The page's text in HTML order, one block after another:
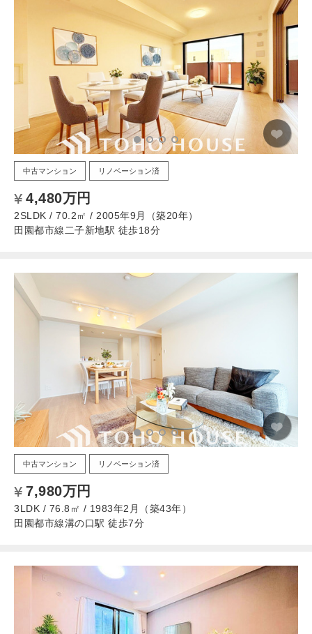
中古マンション リノベーション済
4,480万円
2SLDK / 70.2㎡ / 2005年9月（築20年）
田園都市線二子新地駅 徒歩18分
中古マンション リノベーション済
7,980万円
3LDK / 76.8㎡ / 1983年2月（築43年）
田園都市線溝の口駅 徒歩7分